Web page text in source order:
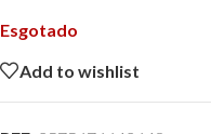
Esgotado
Add to wishlist